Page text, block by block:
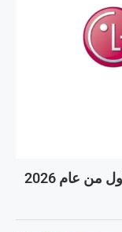
من عام 2026